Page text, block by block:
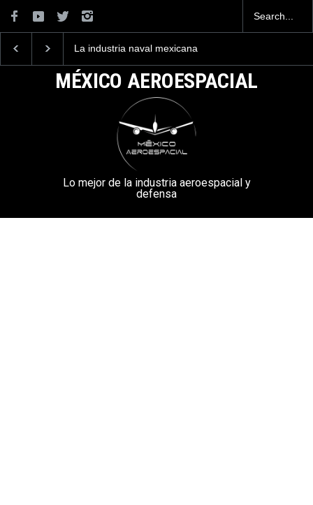
La industria naval mexicana
la Armada de México
mexicanos cuesta 2.9
millones de dólares
MÉXICO AEROESPACIAL
Lo mejor de la industria aeroespacial y
defensa